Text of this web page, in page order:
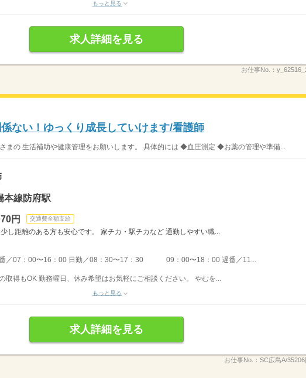
もっと見る
求人詳細を見る
お仕事No.：
ない！ゆっくり成長していけます/看護師
さまの 生活補助や健康管理をお願いします。 具体的には ◆血圧測定 ◆お薬の管理や準備...
本線防府駅
円 交通費全額支給
し距離のある方も安心です。 家チカ・駅チカなど 通勤しやすい職...
番／07：00〜16：00 日勤／08：30〜17：30 09：00〜18：00 遅番／11...
得もOK 勤務曜日、休み希望はお気軽にご相談ください。 やむを...
もっと見る
求人詳細を見る
お仕事No.： SC広島A/